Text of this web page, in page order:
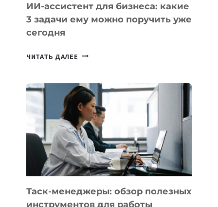
ИИ-ассистент для бизнеса: какие
3 задачи ему можно поручить уже
сегодня
ЧИТАТЬ ДАЛЕЕ ИИ-
БИЗНЕСА:
КАКИЕ
3
ЗАДАЧИ
ЕМУ
МОЖНО
ПОРУЧИТЬ
УЖЕ
СЕГОДНЯ
Таск-менеджеры: обзор полезных
инструментов для работы